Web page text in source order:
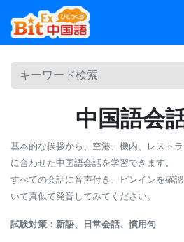
中国語会
基本的な挨拶から、空港、機内、レスト
に合わせた中国語会話を学習できます。
すべての会話に音声付き、ピンインを確
いて真似て発音してみてください。
試験対策：新語、日常会話、慣用句